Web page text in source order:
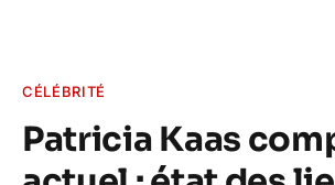
CÉLÉBRITÉ
Patricia Kaas